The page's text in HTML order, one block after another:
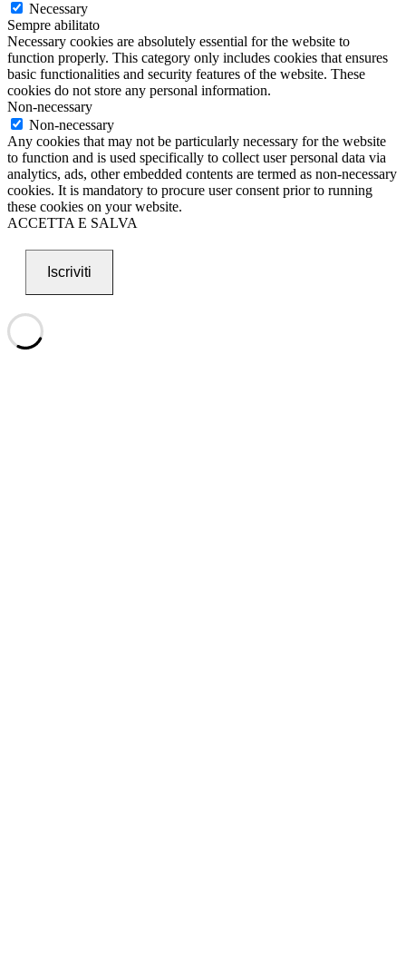
Necessary
Sempre abilitato
Necessary cookies are absolutely essential for the website to
function properly. This category only includes cookies that ensures
basic functionalities and security features of the website. These
cookies do not store any personal information.
Non-necessary
Non-necessary
Any cookies that may not be particularly necessary for the website
to function and is used specifically to collect user personal data via
analytics, ads, other embedded contents are termed as non-necessary
cookies. It is mandatory to procure user consent prior to running
these cookies on your website.
ACCETTA E SALVA
Iscriviti